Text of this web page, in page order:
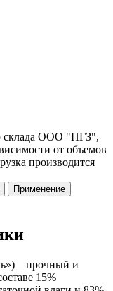
склада ООО "ПГЗ",
от объемов
производится
Применение
– прочный и
15%